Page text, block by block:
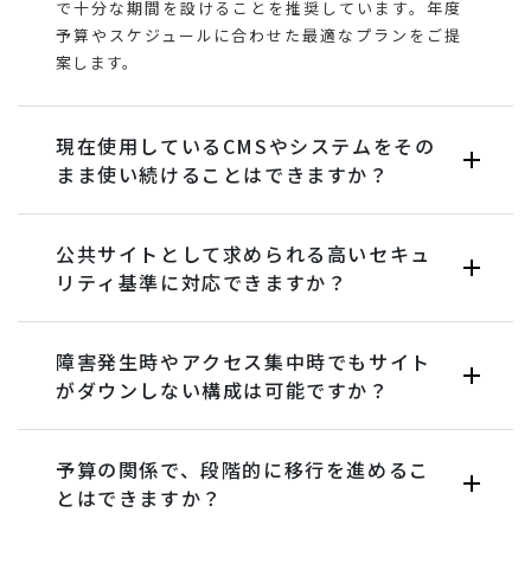
で十分な期間を設けることを推奨しています。年度
予算やスケジュールに合わせた最適なプランをご提
案します。
現在使用しているCMSやシステムをその
まま使い続けることはできますか？
公共サイトとして求められる高いセキュ
リティ基準に対応できますか？
障害発生時やアクセス集中時でもサイト
がダウンしない構成は可能ですか？
予算の関係で、段階的に移行を進めるこ
とはできますか？